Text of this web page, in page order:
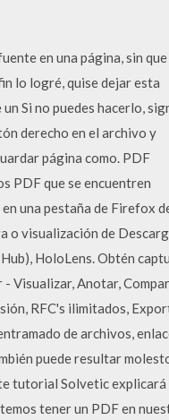
en una página, sin que
lo logré, quise dejar esta
Si no puedes hacerlo,
derecho en el archivo y
página como. PDF
PDF que se encuentren
una pestaña de Firefox
o visualización de
HoloLens. Obtén
Visualizar, Anotar,
RFC's ilimitados,
de archivos,
puede resultar
tutorial Solvetic explicará
tener un PDF en